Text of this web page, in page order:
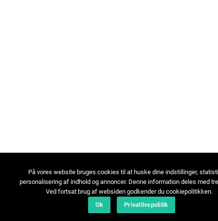
På vores website bruges cookies til at huske dine indstillinger,
personalisering af indhold og annoncer. Denne information deles med
Ved fortsat brug af websiden godkender du cookiepolitikken.
Ok
Privatlivspolitik